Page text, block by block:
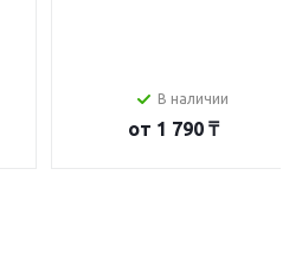
В наличии
от 1 790 ₸